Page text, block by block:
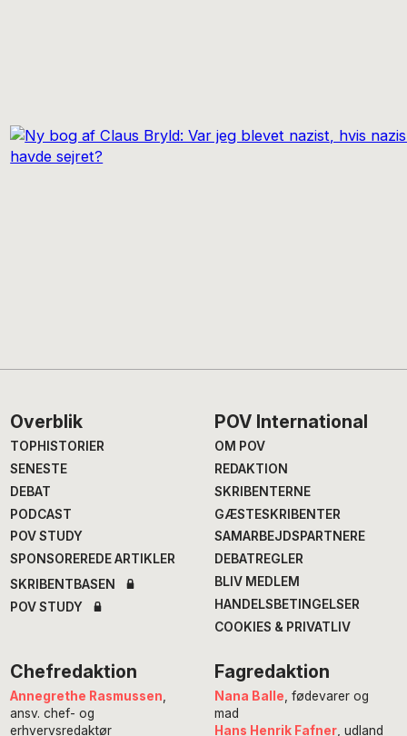
Footer
Overblik
TOPHISTORIER
SENESTE
DEBAT
PODCAST
POV STUDY
SPONSOREREDE ARTIKLER
SKRIBENTBASEN
POV STUDY
POV International
OM POV
REDAKTION
SKRIBENTERNE
GÆSTESKRIBENTER
SAMARBEJDSPARTNERE
DEBATREGLER
BLIV MEDLEM
HANDELSBETINGELSER
COOKIES & PRIVATLIV
Chefredaktion
Annegrethe Rasmussen
ansv. chef- og
erhvervsredaktør
Fagredaktion
Nana Balle , fødevarer og
mad
Hans Henrik Fafner, udland